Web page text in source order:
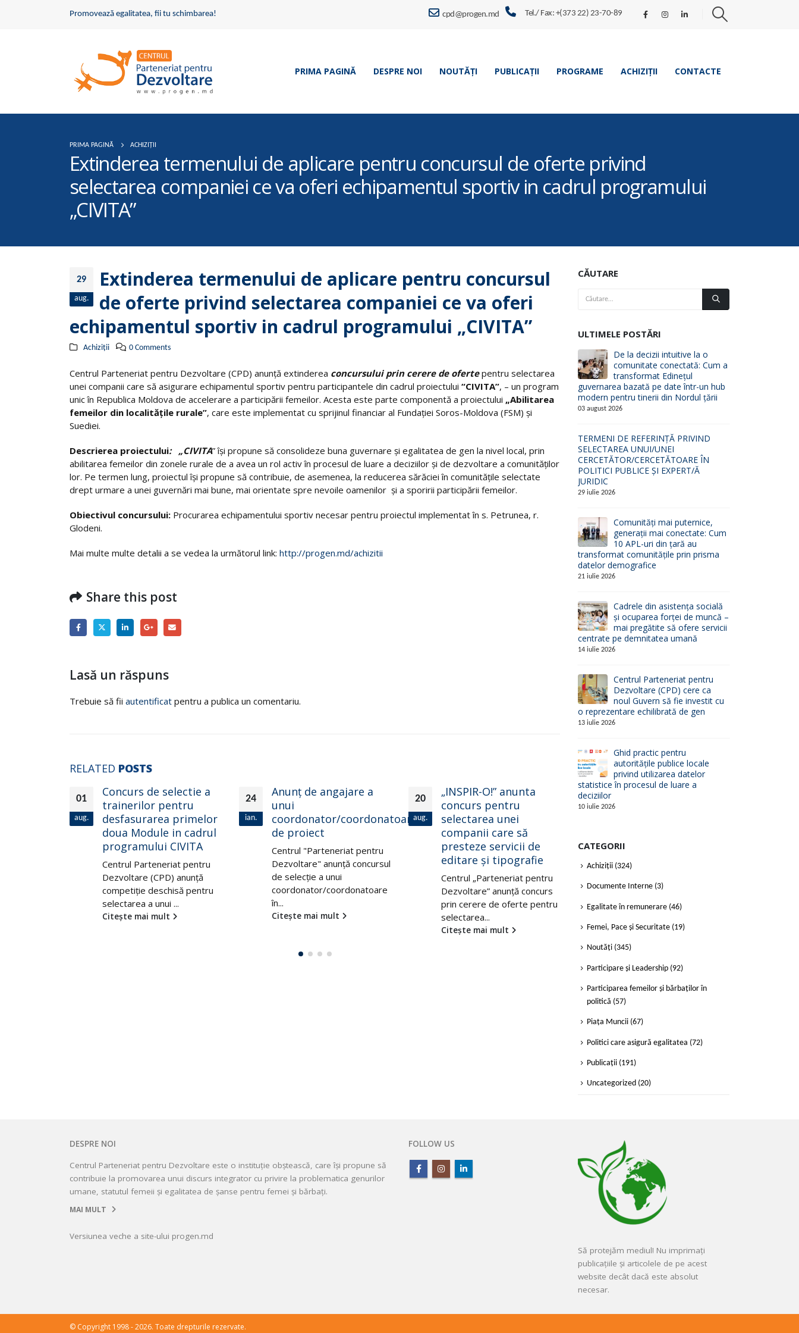
Promovează egalitatea, fii tu schimbarea! cpd@progen.md Tel./ Fax: +(373 22) 23-70-89
PRIMA PAGINĂ DESPRE NOI NOUTĂȚI PUBLICAȚII PROGRAME ACHIZIȚII CONTACTE
PRIMA PAGINĂ ACHIZIȚII
Extinderea termenului de aplicare pentru concursul de oferte privind
selectarea companiei ce va oferi echipamentul sportiv in cadrul programului
„CIVITA”
29
aug.
Extinderea termenului de aplicare pentru concursul
de oferte privind selectarea companiei ce va oferi
echipamentul sportiv in cadrul programului „CIVITA”
Achiziții 0 Comments
Centrul Parteneriat pentru Dezvoltare (CPD) anunţă extinderea concursului prin cerere de ofertepentru selectarea
unei companii care să asigurare echipamentul sportiv pentru participantele din cadrul proiectului “CIVITA”, – un program
unic în Republica Moldova de accelerare a participării femeilor. Acesta este parte componentă a proiectului „Abilitarea
femeilor din localitățile rurale”, care este implementat cu sprijinul financiar al Fundaţiei Soros-Moldova (FSM) şi
Suediei.
Descrierea proiectului: „CIVITA” îşi propune să consolideze buna guvernare şi egalitatea de gen la nivel local, prin
abilitarea femeilor din zonele rurale de a avea un rol activ în procesul de luare a deciziilor şi de dezvoltare a comunităţilor
lor. Pe termen lung, proiectul îşi propune să contribuie, de asemenea, la reducerea sărăciei în comunităţile selectate
drept urmare a unei guvernări mai bune, mai orientate spre nevoile oamenilor şi a sporirii participării femeilor.
Obiectivul concursului: Procurarea echipamentului sportiv necesar pentru proiectul implementat în s. Petrunea, r.
Glodeni.
Mai multe multe detalii a se vedea la următorul link: http://progen.md/achizitii
Share this post
Lasă un răspuns
Trebuie să fii autentificat pentru a publica un comentariu.
RELATED POSTS
01
aug.
Concurs de selectie a
trainerilor pentru
desfasurarea primelor
doua Module in cadrul
programului CIVITA
Centrul Parteneriat pentru
Dezvoltare (CPD) anunţă
competiţie deschisă pentru
selectarea a unui ...
Citește mai mult
24
ian.
Anunţ de angajare a
unui
coordonator/coordonatoare
de proiect
Centrul "Parteneriat pentru
Dezvoltare" anunță concursul
de selecție a unui
coordonator/coordonatoare
în...
Citește mai mult
20
aug.
„INSPIR-O!” anunta
concurs pentru
selectarea unei
companii care să
presteze servicii de
editare şi tipografie
Centrul „Parteneriat pentru
Dezvoltare” anunţă concurs
prin cerere de oferte pentru
selectarea...
Citește mai mult
26
Licitaţie deschisă
privind procurarea
copii în cadrul
Programului Naţional
de Mentorat pentru
Femei Active “INSPIR-
O!”
Dezvoltare” (CPD) anunţă
licitaţie deschisă pentru
companii...
Citește mai mult
CĂUTARE
ULTIMELE POSTĂRI
De la decizii intuitive la o
comunitate conectată: Cum a
transformat Edinețul
guvernarea bazată pe date într-un hub
modern pentru tinerii din Nordul țării
03 august 2026
TERMENI DE REFERINȚĂ PRIVIND
SELECTAREA UNUI/UNEI
CERCETĂTOR/CERCETĂTOARE ÎN
POLITICI PUBLICE ȘI EXPERT/Ă
JURIDIC
29 iulie 2026
Comunități mai puternice,
generații mai conectate: Cum
10 APL-uri din țară au
transformat comunitățile prin prisma
datelor demografice
21 iulie 2026
Cadrele din asistența socială
și ocuparea forței de muncă –
mai pregătite să ofere servicii
centrate pe demnitatea umană
14 iulie 2026
Centrul Parteneriat pentru
Dezvoltare (CPD) cere ca
noul Guvern să fie investit cu
o reprezentare echilibrată de gen
13 iulie 2026
Ghid practic pentru
autoritățile publice locale
privind utilizarea datelor
statistice în procesul de luare a
deciziilor
10 iulie 2026
CATEGORII
Achiziții (324)
Documente Interne (3)
Egalitate în remunerare (46)
Femei, Pace și Securitate (19)
Noutăți (345)
Participare și Leadership (92)
Participarea femeilor și bărbaților în
politică (57)
Piața Muncii (67)
Politici care asigură egalitatea (72)
Publicații (191)
Uncategorized (20)
DESPRE NOI
Centrul Parteneriat pentru Dezvoltare este o instituție obștească, care își propune să
contribuie la promovarea unui discurs integrator cu privire la problematica genurilor
umane, statutul femeii și egalitatea de șanse pentru femei și bărbați.
MAI MULT
Versiunea veche a site-ului progen.md
FOLLOW US
Să protejăm mediul! Nu imprimați
publicațiile și articolele de pe acest
website decât dacă este absolut
necesar.
© Copyright 1998 - 2026. Toate drepturile rezervate.